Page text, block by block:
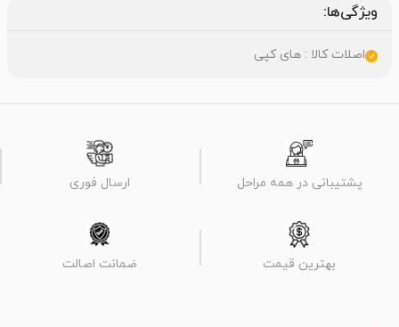
ویژگی‌ها:
اصلات کالا : های کپی
پشتیبانی در همه مراحل ارسال فوری
بهترین قیمت ضمانت اصالت